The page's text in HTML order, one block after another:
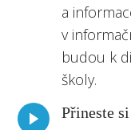
a
v
budou k
školy.
Přineste